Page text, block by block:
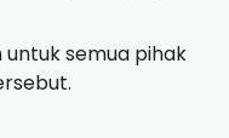
semua pihak